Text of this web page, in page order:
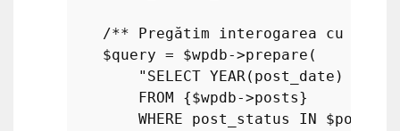
/** Pregătim interogarea cu
$query = $wpdb->prepare (
"SELECT YEAR(post_date)
        FROM
{$wpdb->posts}
        WHERE post_status IN